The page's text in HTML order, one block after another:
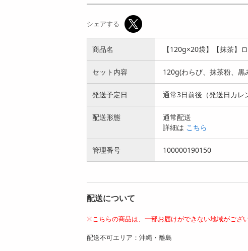
シェアする
商品名 【120g×20袋】【抹茶】
セット内容 120g(わらび、抹茶粉、黒
発送予定日 通常3日前後（発送日カレ
配送形態
通常配送
詳細は こちら
管理番号 100000190150
配送について
※こちらの商品は、一部お届けができない地域がござ
配送不可エリア：沖縄・離島